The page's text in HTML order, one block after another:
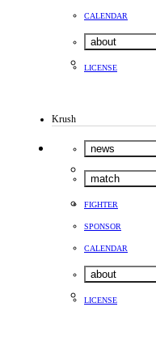
CALENDAR
about
LICENSE
Krush
news
match
FIGHTER
SPONSOR
CALENDAR
about
LICENSE